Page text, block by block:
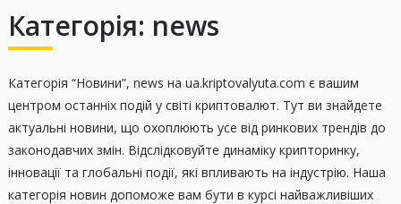
Категорія: news
Категорія “Новини”, news на ua.kriptovalyuta.com є вашим
центром останніх подій у світі криптовалют. Тут ви знайдете
актуальні новини, що охоплюють усе від ринкових трендів до
законодавчих змін. Відслідковуйте динаміку крипторинку,
інновації та глобальні події, які впливають на індустрію. Наша
категорія новин допоможе вам бути в курсі найважливіших